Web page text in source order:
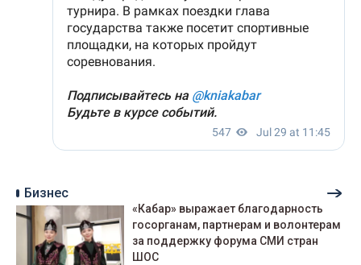
Бизнес
«Кабар» выражает благодарность
госорганам, партнерам и волонтерам
за поддержку форума СМИ стран
ШОС